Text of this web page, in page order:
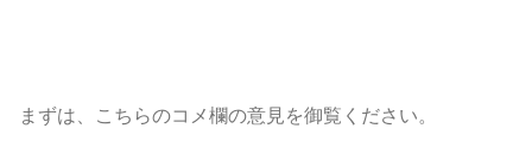
まずは、こちらのコメ欄の意見を御覧ください。